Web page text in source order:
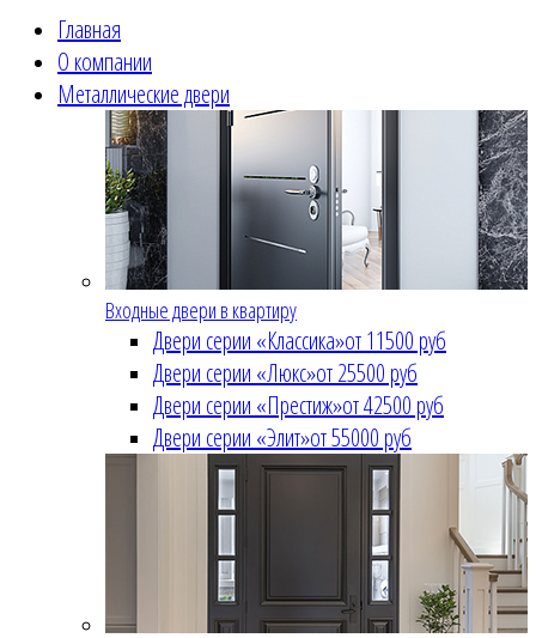
Главная
О компании
Металлические двери
Входные двери в квартиру
Двери серии «Классика»от 11500 руб
Двери серии «Люкс»от 25500 руб
Двери серии «Престиж»от 42500 руб
Двери серии «Элит»от 55000 руб